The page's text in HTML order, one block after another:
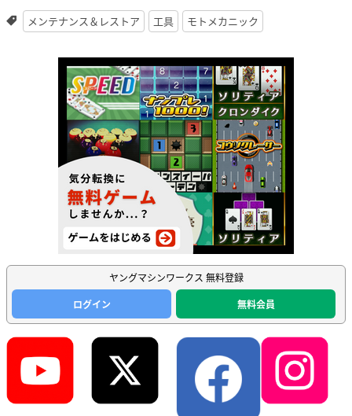
メンテナンス＆レストア 工具 モトメカニック
ヤングマシンワークス 無料登録
ログイン
無料会員